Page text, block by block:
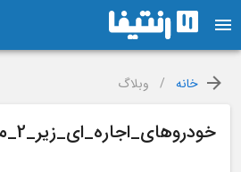
خانه / وبلاگ
خودروهای_اجاره_ای_زیر_2_میلیون_تومان_کیش